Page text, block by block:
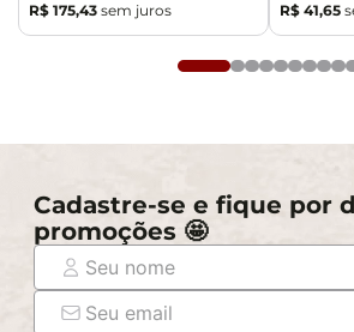
R$ 175,43 sem juros
R$ 41,65
Cadastre-se e fique por
promoções 🤩